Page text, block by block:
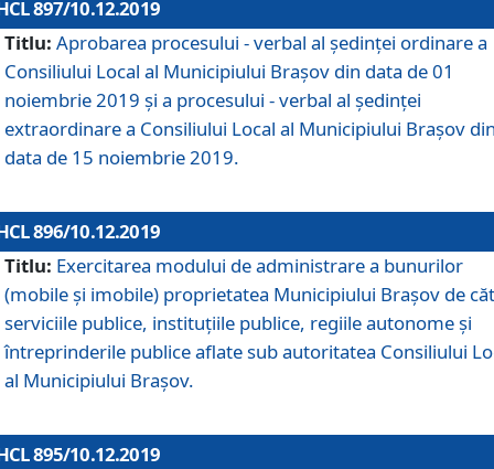
897/10.12.2019
Titlu: Aprobarea procesului - verbal al şedinţei ordinare a
Consiliului Local al Municipiului Brașov din data de 01
noiembrie 2019 și a procesului - verbal al ședinței
extraordinare a Consiliului Local al Municipiului Brașov
data de 15 noiembrie 2019.
896/10.12.2019
Titlu: Exercitarea modului de administrare a bunurilor
(mobile și imobile) proprietatea Municipiului Brașov de
serviciile publice, instituțiile publice, regiile autonome și
întreprinderile publice aflate sub autoritatea Consiliului
al Municipiului Brașov.
895/10.12.2019